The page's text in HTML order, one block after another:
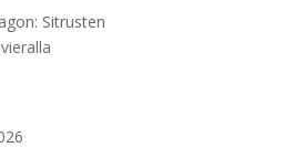
: Sitrusten